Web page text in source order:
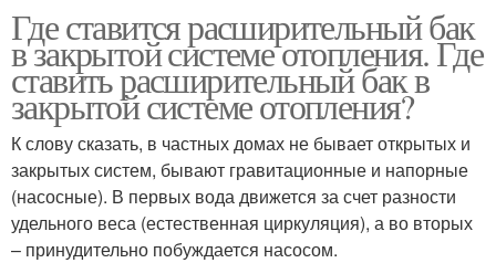
Где ставится расширительный бак
в закрытой системе отопления. Где
ставить расширительный бак в
закрытой системе отопления?
К слову сказать, в частных домах не бывает открытых и
закрытых систем, бывают гравитационные и напорные
(насосные). В первых вода движется за счет разности
удельного веса (естественная циркуляция), а во вторых
– принудительно побуждается насосом.